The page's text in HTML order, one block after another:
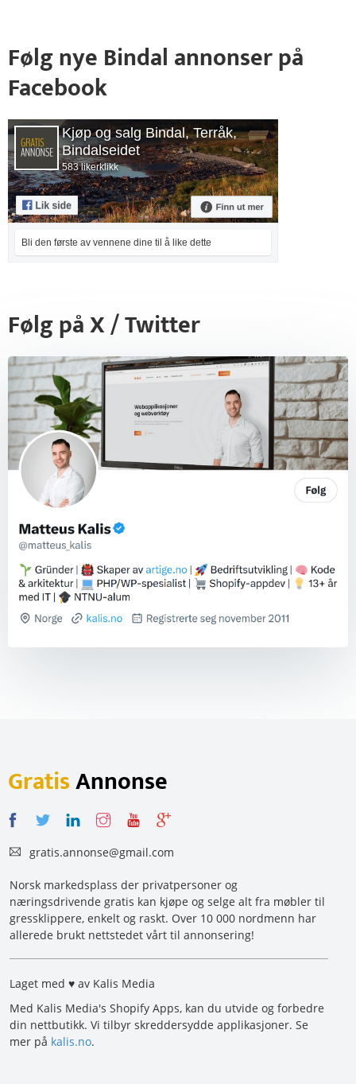
Følg nye Bindal annonser på
Facebook
Kjøp og salg Bindal, Terråk,
Bindalseidet
583 likerklikk
Bli den første av vennene dine til å like dette
Følg på X / Twitter
GratisAnnonse
gratis.annonse@gmail.com
Norsk markedsplass der privatpersoner og
næringsdrivende gratis kan kjøpe og selge alt fra møbler til
gressklippere, enkelt og raskt. Over 10 000 nordmenn har
allerede brukt nettstedet vårt til annonsering!
Laget med ♥ av Kalis Media
Med Kalis Media's Shopify Apps, kan du utvide og forbedre
din nettbutikk. Vi tilbyr skreddersydde applikasjoner. Se
mer på kalis.no.